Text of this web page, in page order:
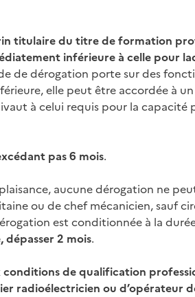
titulaire du titre de formation
inférieure à celle pour
de dérogation porte sur des
elle peut être accordée à
à celui requis pour la capacité
pas 6 mois.
aucune dérogation ne
ou de chef mécanicien, sauf
est conditionnée à la
2 mois.
de qualification
radioélectricien ou d’opérateur